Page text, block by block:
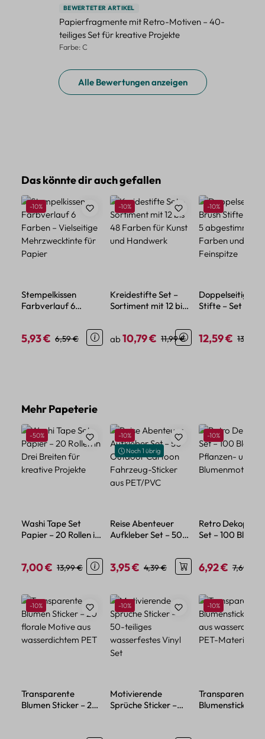
BEWERTETER ARTIKEL
Papierfragmente mit Retro-Motiven – 40-
teiliges Set für kreative Projekte
Farbe: C
Alle Bewertungen anzeigen
Produktgalerie überspringen
Das könnte dir auch gefallen
Rabatt
-10%
Stempelkissen
Farbverlauf 6
Mehrzwecktinte für
Papier
Verkaufspreis:
5,93 € Regulärer Preis:
6,59 €
Rabatt
-10%
Kreidestifte Set –
Sortiment mit 12 bis
Verkaufspreis:
ab10,79 € Regulärer Preis:
11,99 €
Rabatt
-10%
Doppelseitige
Stifte – Set mit 5
Feinspitze
Verkaufspreis:
12,59 € 13,99 €
Produktgalerie überspringen
Mehr Papeterie
Rabatt
-50%
Washi Tape Set
Papier – 20 Rollen in
kreative Projekte
Verkaufspreis:
7,00 € Regulärer Preis:
13,99 €
Rabatt
-10%
Noch 1 übrig
Reise Abenteuer
Aufkleber Set – 50
Fahrzeug-Sticker
aus PET/PVC
Verkaufspreis:
3,95 € Regulärer Preis:
4,39 €
Rabatt
-10%
Retro
Set – 100 Blatt
Verkaufspreis:
6,92 € 7,69 €
Produktgalerie überspringen
Rabatt
-10%
Transparente
Blumen Sticker – 20
Rabatt
-10%
Motivierende
Sprüche Sticker –
Rabatt
-10%
Transparente
Blumensticker –